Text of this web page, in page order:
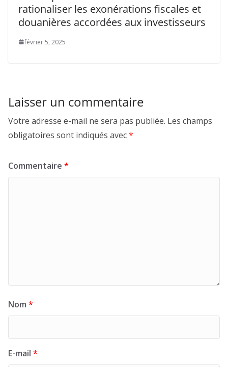
rationaliser les exonérations fiscales et
douanières accordées aux investisseurs
février 5, 2025
Laisser un commentaire
Votre adresse e-mail ne sera pas publiée. Les champs
obligatoires sont indiqués avec*
Commentaire *
Nom *
E-mail *